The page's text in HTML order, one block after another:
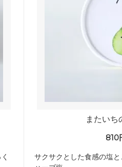
またい
810
サクサクとした食感の塩